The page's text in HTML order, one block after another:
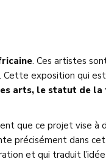
. Ces artistes
exposition qui est
arts, le statut de la
que ce projet vise à
précisément dans
et qui traduit l’idée